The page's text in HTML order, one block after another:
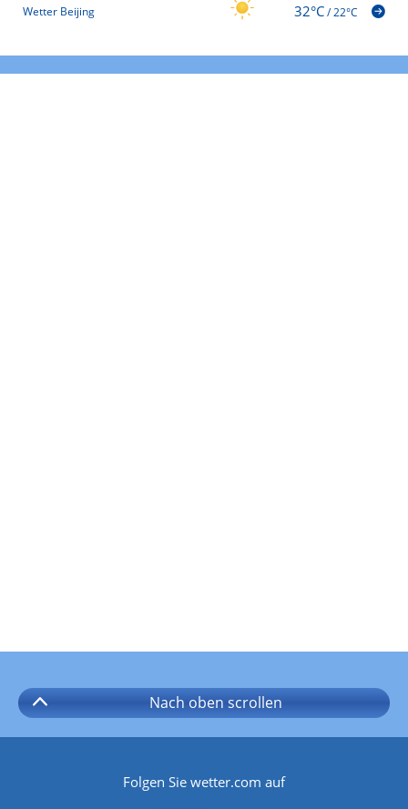
Wetter Beijing 32°C/22°C
Nach oben scrollen
Folgen Sie wetter.com auf